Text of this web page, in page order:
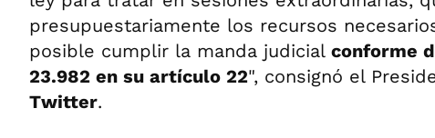
presupuestariamente los recursos
posible cumplir la manda judicial conforme
23.982 en su artículo 22", consignó el
Twitter.